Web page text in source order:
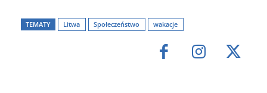
TEMATY Litwa Społeczeństwo wakacje